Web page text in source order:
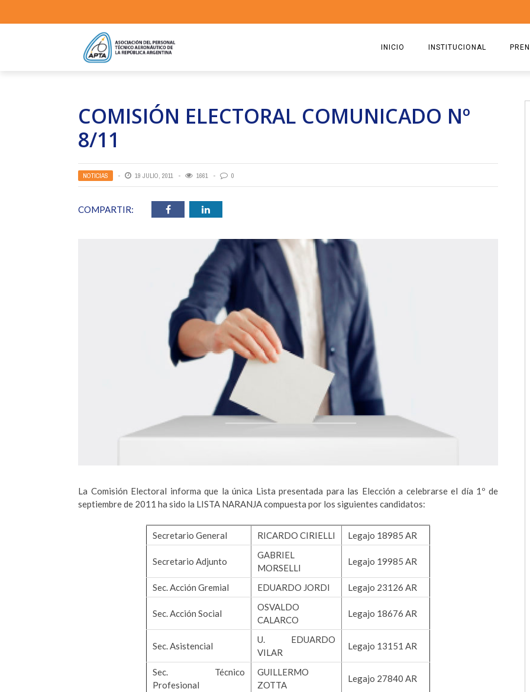
INICIO INSTITUCIONAL
ESTATUTO
RICARDO CIRIELLI
COMISIÓN ELECTORAL COMUNICADO Nº
8/11
NOTICIAS 19 JULIO, 2011 1661 0
COMPARTIR:
La Comisión Electoral informa que la única Lista presentada para las Elección a celebrarse el día 1º de
septiembre de 2011 ha sido la LISTA NARANJA compuesta por los siguientes candidatos:
Secretario General RICARDO CIRIELLI Legajo 18985 AR
Secretario Adjunto
GABRIEL
MORSELLI
Legajo 19985 AR
Sec. Acción Gremial EDUARDO JORDI Legajo 23126 AR
Sec. Acción Social
OSVALDO
CALARCO
Legajo 18676 AR
Sec. Asistencial
U. EDUARDO
VILAR
Legajo 13151 AR
Sec. Técnico
Profesional
GUILLERMO
ZOTTA
Legajo 27840 AR